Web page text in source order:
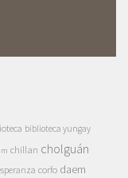
biblioteca yungay
chillan cholguán
corfo daem